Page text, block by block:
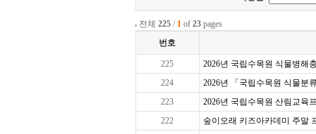
전체 225 / 1 of 23 pages
번호
225
2026년 국립수목원 식물병해
224
2026년 「국립수목원 식물분
223
2026년 국립수목원 산림교육
222
숲이오래 키즈아카데미 주말